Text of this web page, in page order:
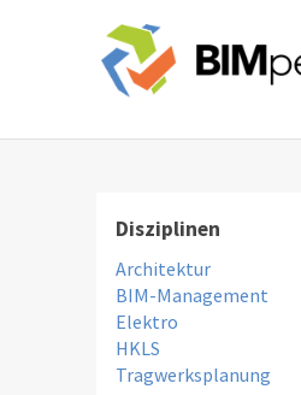
Disziplinen
Architektur
BIM-Management
Elektro
HKLS
Tragwerksplanung